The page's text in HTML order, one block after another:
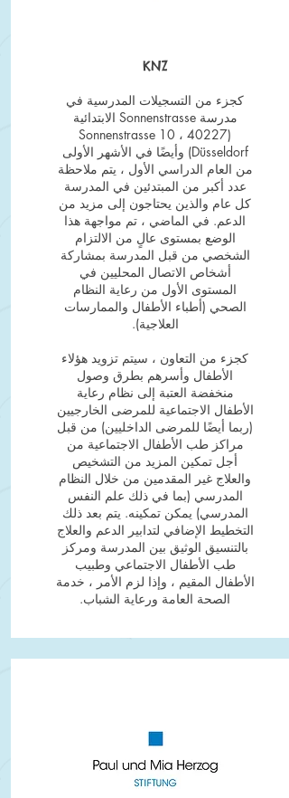
KNZ
كجزء من التسجيلات المدرسية في
مدرسة Sonnenstrasse الابتدائية
(Sonnenstrasse 10 ، 40227
Düsseldorf) وأيضًا في الأشهر الأولى
من العام الدراسي الأول ، يتم ملاحظة
عدد أكبر من المبتدئين في المدرسة
كل عام والذين يحتاجون إلى مزيد من
الدعم. في الماضي ، تم مواجهة هذا
الوضع بمستوى عالٍ من الالتزام
الشخصي من قبل المدرسة بمشاركة
أشخاص الاتصال المحليين في
المستوى الأول من رعاية النظام
الصحي (أطباء الأطفال والممارسات
العلاجية).
كجزء من التعاون ، سيتم تزويد هؤلاء
الأطفال وأسرهم بطرق وصول
منخفضة العتبة إلى نظام رعاية
الأطفال الاجتماعية للمرضى الخارجيين
(ربما أيضًا للمرضى الداخليين) من قبل
مراكز طب الأطفال الاجتماعية من
أجل تمكين المزيد من التشخيص
والعلاج غير المقدمين من خلال النظام
المدرسي (بما في ذلك علم النفس
المدرسي) يمكن تمكينه. يتم بعد ذلك
التخطيط الإضافي لتدابير الدعم والعلاج
بالتنسيق الوثيق بين المدرسة ومركز
طب الأطفال الاجتماعي وطبيب
الأطفال المقيم ، وإذا لزم الأمر ، خدمة
الصحة العامة ورعاية الشباب.